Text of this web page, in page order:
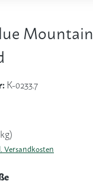
Mountain
K-0233.7
Versandkosten
auswählen